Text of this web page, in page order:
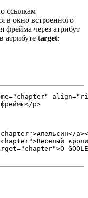
ссылкам
в окно встроенного
фрейма через атрибут
атрибуте target:
p>